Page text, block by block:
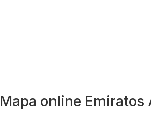
Mapa online Emiratos